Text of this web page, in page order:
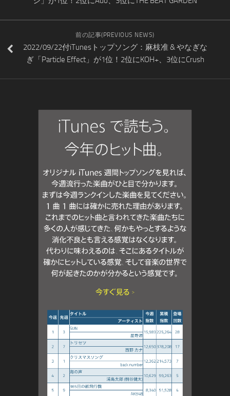
前の記事(PREVIOUS NEWS)
2022/09/22付iTunesトップソング：麻枝准 & やなぎな
ぎ「Particle Effect」が1位！2位にKOH+、3位にCrush